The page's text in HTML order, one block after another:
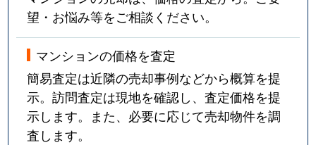
望・お悩み等をご相談ください。
マンションの価格を査定
簡易査定は近隣の売却事例などから概算を提
示。訪問査定は現地を確認し、査定価格を提
示します。また、必要に応じて売却物件を調
査します。